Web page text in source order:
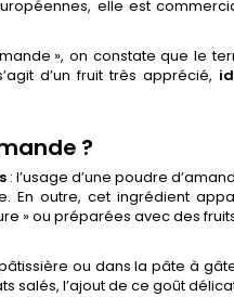
elle est
», on constate que le
d’un fruit très apprécié,
?
: l’usage d’une poudre
En outre, cet ingrédient
» ou préparées avec des
ou dans la pâte à
salés, l’ajout de ce goût